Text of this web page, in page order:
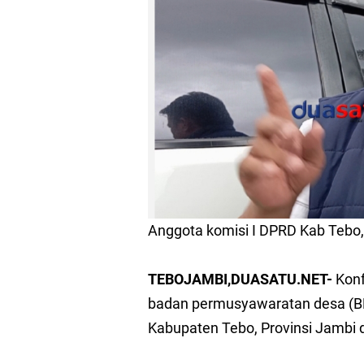
Wabup Tebo Nazar
Ketua DPRD Kota
Kantah Kab Tebo, PT
Bupati Tebo Agus
Puluhan Petani
Ketua TP PKK Kab
LSM Amatir Menduga
Anggota komisi I DPRD Kab
TEBOJAMBI,DUASATU.NET-
badan permusyawaratan desa
Kabupaten Tebo, Provinsi